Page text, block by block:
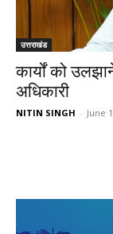
उत्तराखंड
कार्यों को
अधिकारी
NITIN SINGH - June